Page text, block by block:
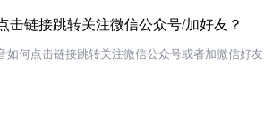
链接跳转关注微信公众号/加好友？
何点击链接跳转关注微信公众号或者加微信好